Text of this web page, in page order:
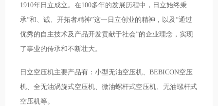
1910年日立成立。在100多年的发展历程中，日立始终秉
承“和、诚、开拓者精神”这一日立创业的精神，以及“通过
优秀的自主技术及产品开发贡献于社会”的企业理念，实现
了事业的传承和不断壮大。
日立空压机主要产品有：小型无油空压机、BEBICON空压
机、全无油涡旋式空压机、微油螺杆式空压机、无油螺杆式
空压机等。